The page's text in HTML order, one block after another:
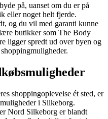
på, uanset om du er på
eller noget helt fjerde.
og du vil med garanti kunne
butikker som The Body
ligger spredt ud over byen og
shoppingoplevelse ét sted, er
i Silkeborg.
Nord Silkeborg er blandt